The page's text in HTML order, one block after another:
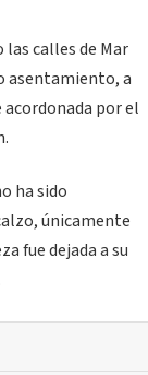
calles de Mar
asentamiento, a
acordonada por el
ha sido
únicamente
fue dejada a su